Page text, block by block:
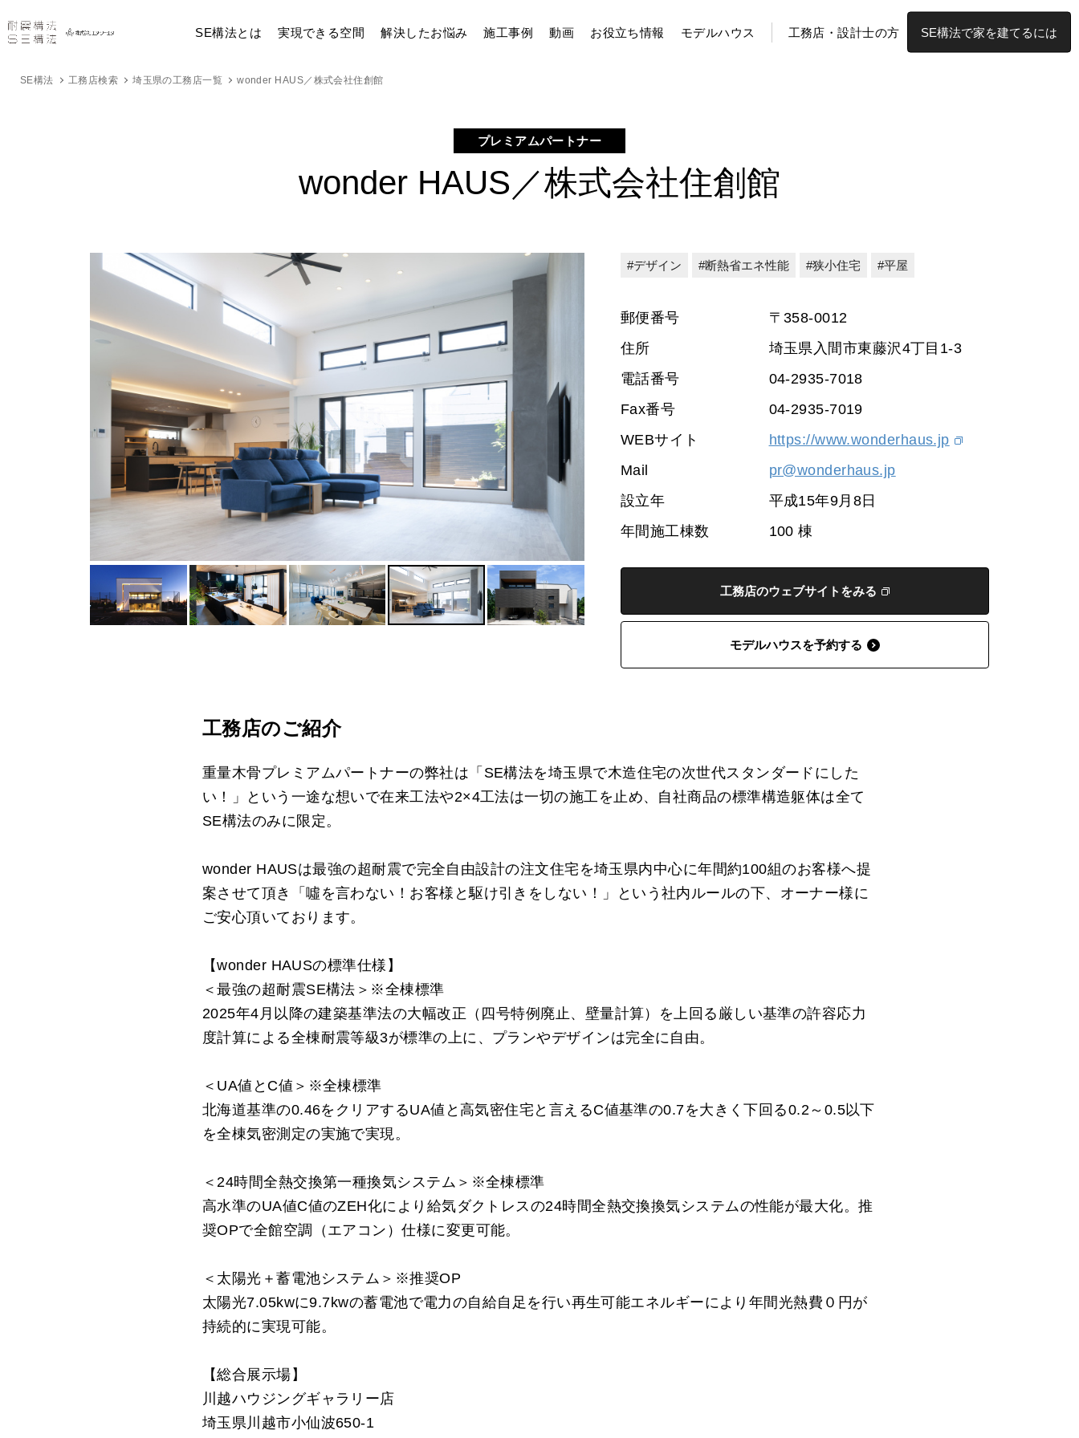
SE構法とは 実現できる空間 解決したお悩み 施工事例 動画 お役立ち情報 モデルハウス 工務店・設計士の方 SE構法で家を建てるには
SE構法 工務店検索 埼玉県の工務店一覧 wonder HAUS／株式会社住創館
プレミアムパートナー
wonder HAUS／株式会社住創館
デザイン 断熱省エネ性能 狭小住宅 平屋
郵便番号
〒358-0012
住所
埼玉県入間市東藤沢4丁目1-3
電話番号
04-2935-7018
Fax番号
04-2935-7019
WEBサイト
https://www.wonderhaus.jp
Mail
pr@wonderhaus.jp
設立年
平成15年9月8日
年間施工棟数
100 棟
工務店のウェブサイトをみる
モデルハウスを予約する
工務店のご紹介
重量木骨プレミアムパートナーの弊社は「SE構法を埼玉県で木造住宅の次世代スタンダードにした
い！」という一途な想いで在来工法や2×4工法は一切の施工を止め、自社商品の標準構造躯体は全て
SE構法のみに限定。
wonder HAUSは最強の超耐震で完全自由設計の注文住宅を埼玉県内中心に年間約100組のお客様へ提
案させて頂き「噓を言わない！お客様と駆け引きをしない！」という社内ルールの下、オーナー様に
ご安心頂いております。
【wonder HAUSの標準仕様】
＜最強の超耐震SE構法＞※全棟標準
2025年4月以降の建築基準法の大幅改正（四号特例廃止、壁量計算）を上回る厳しい基準の許容応力
度計算による全棟耐震等級3が標準の上に、プランやデザインは完全に自由。
＜UA値とC値＞※全棟標準
北海道基準の0.46をクリアするUA値と高気密住宅と言えるC値基準の0.7を大きく下回る0.2～0.5以下
を全棟気密測定の実施で実現。
＜24時間全熱交換第一種換気システム＞※全棟標準
高水準のUA値C値のZEH化により給気ダクトレスの24時間全熱交換換気システムの性能が最大化。推
奨OPで全館空調（エアコン）仕様に変更可能。
＜太陽光＋蓄電池システム＞※推奨OP
太陽光7.05kwに9.7kwの蓄電池で電力の自給自足を行い再生可能エネルギーにより年間光熱費０円が
持続的に実現可能。
【総合展示場】
川越ハウジングギャラリー店
埼玉県川越市小仙波650-1